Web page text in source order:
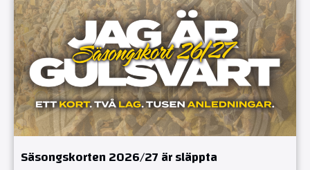
Säsongskorten 2026/27 är släppta